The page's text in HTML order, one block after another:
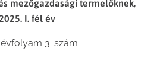
mezőgazdasági termelőknek,
I. fél év
évfolyam 3. szám